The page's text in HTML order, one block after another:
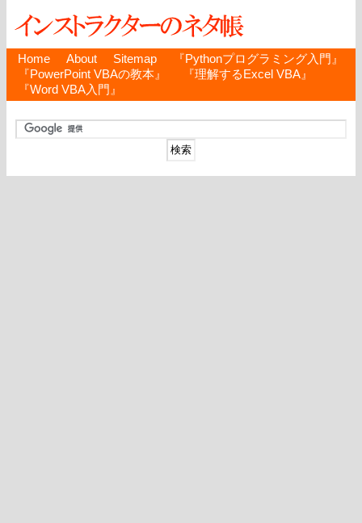
Home About Sitemap
『Pythonプログラミング入門』
『PowerPoint VBAの教本』
『理解するExcel VBA』
『Word VBA入門』